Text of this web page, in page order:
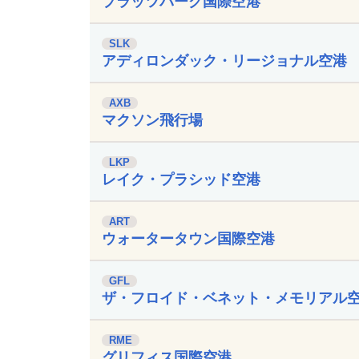
SLK
アディロンダック・リージョナル空港
AXB
マクソン飛行場
LKP
レイク・プラシッド空港
ART
ウォータータウン国際空港
GFL
ザ・フロイド・ベネット・メモリアル
RME